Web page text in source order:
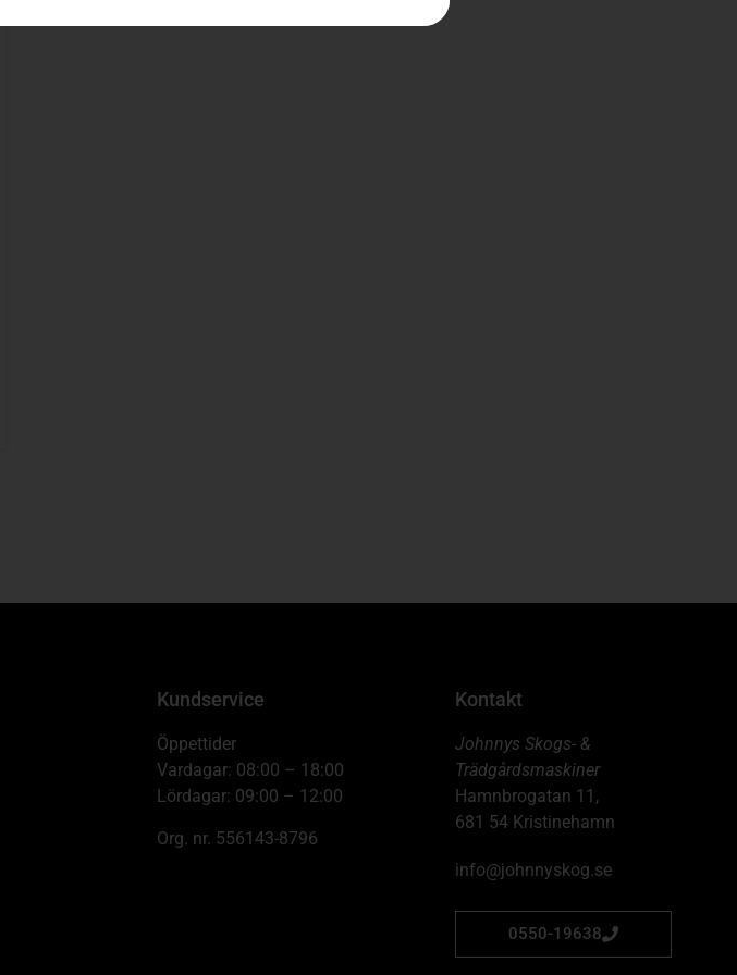
Kundservice
Öppettider
Vardagar: 08:00 – 18:00
Lördagar: 09:00 – 12:00
Org. nr. 556143-8796
Kontakt
Johnnys Skogs- &
Trädgårdsmaskiner
Hamnbrogatan 11,
681 54 Kristinehamn
info@johnnyskog.se
0550-19638